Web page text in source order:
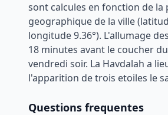
sont calcules en fonction de la
geographique de la ville
longitude9.36°). L'allumage
18 minutes avant le coucher
vendredi soir. La Havdalah a
l'apparition de trois etoiles le
Questions frequentes